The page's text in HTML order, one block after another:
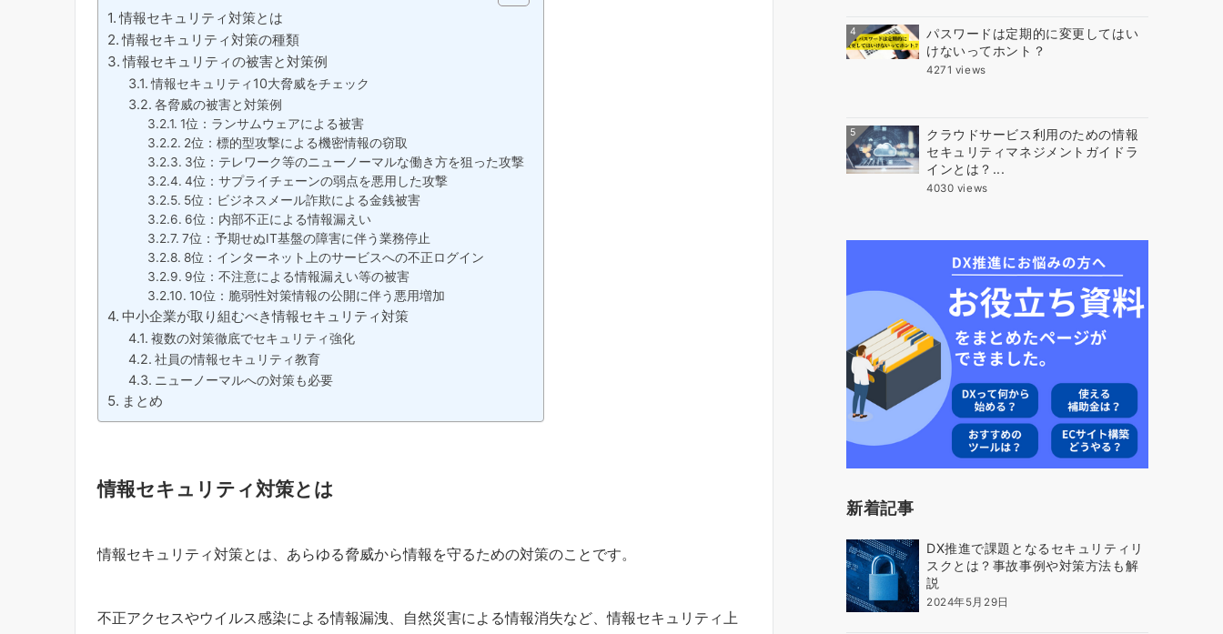
情報セキュリティ対策とは
情報セキュリティ対策の種類
情報セキュリティの被害と対策例
情報セキュリティ10大脅威をチェック
各脅威の被害と対策例
1位：ランサムウェアによる被害
2位：標的型攻撃による機密情報の窃取
3位：テレワーク等のニューノーマルな働き方を狙った攻撃
4位：サプライチェーンの弱点を悪用した攻撃
5位：ビジネスメール詐欺による金銭被害
6位：内部不正による情報漏えい
7位：予期せぬIT基盤の障害に伴う業務停止
8位：インターネット上のサービスへの不正ログイン
9位：不注意による情報漏えい等の被害
10位：脆弱性対策情報の公開に伴う悪用増加
中小企業が取り組むべき情報セキュリティ対策
複数の対策徹底でセキュリティ強化
社員の情報セキュリティ教育
ニューノーマルへの対策も必要
まとめ
情報セキュリティ対策とは
情報セキュリティ対策とは、あらゆる脅威から情報を守るための対策のこと です。
不正アクセスやウイルス感染による情報漏洩、自然災害による情報消失など、情報セキュリティ上
4
パスワードは定期的に変更してはい
けないってホント？
4271 views
5
クラウドサービス利用のための情報
セキュリティマネジメントガイドラ
インとは？...
4030 views
新着記事
DX推進で課題となるセキュリティリ
スクとは？事故事例や対策方法も解
説
2024年5月29日